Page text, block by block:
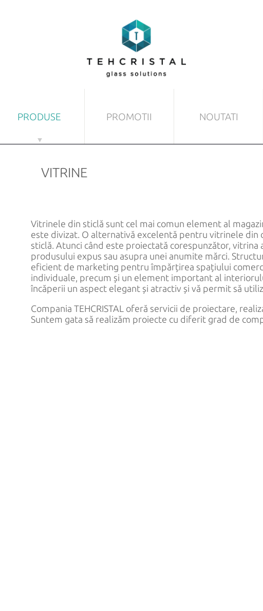
PRODUSE
Uși laminate
Scări
Vitrine
Balustrade
PROMOTII NOUTATI
VITRINE
Vitrinele din sticlă sunt cel mai comun element al
este divizat. O alternativă excelentă pentru vitrinele
sticlă. Atunci când este proiectată corespunzător,
produsului expus sau asupra unei anumite mărci.
eficient de marketing pentru împărțirea spațiului
individuale, precum și un element important al
încăperii un aspect elegant și atractiv și vă permit să
Compania TEHCRISTAL oferă servicii de proiectare,
Suntem gata să realizăm proiecte cu diferit grad de